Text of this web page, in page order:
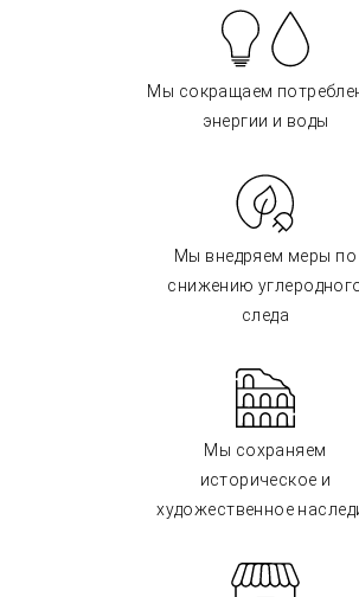
Мы сокращаем
энергии и воды
Мы внедряем меры по
снижению
следа
Мы сохраняем
историческое и
художественное